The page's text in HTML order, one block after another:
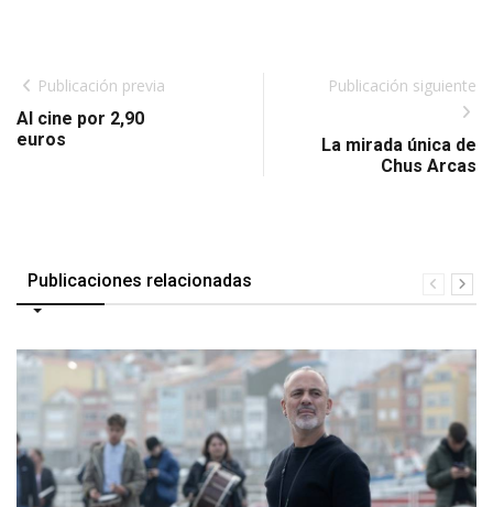
Publicación previa
Al cine por 2,90
euros
Publicación siguiente
La mirada única de
Chus Arcas
Publicaciones relacionadas